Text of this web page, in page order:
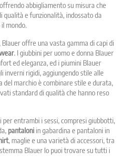
abbigliamento su misura che
e funzionalità, indossato da
mondo.
Blauer offre una vasta gamma di capi di
. I giubbini per uomo e donna Blauer
ed eleganza, ed i piumini Blauer
inverni rigidi, aggiungendo stile alle
marchio è combinare stile e durata,
standard di qualità che hanno reso
entrambi i sessi, compresi giubbotti,
pantaloni in gabardina e pantaloni in
, maglie e una varietà di accessori, tra
Blauer lo puoi trovare su tutti i